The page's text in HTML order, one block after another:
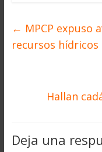
← MPCP expuso
recursos hídricos
Hallan
Deja una